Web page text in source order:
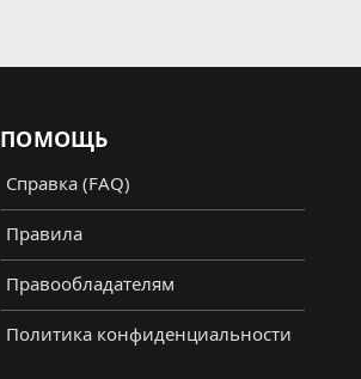
ПОМОЩЬ
Справка (FAQ)
Правила
Правообладателям
Политика конфиденциальности